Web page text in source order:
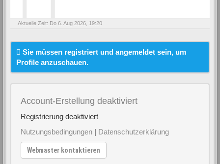
Aktuelle Zeit: Do 6. Aug 2026, 19:20
Sie müssen registriert und angemeldet sein, um
Profile anzuschauen.
Account-Erstellung deaktiviert
Registrierung deaktiviert
Nutzungsbedingungen | Datenschutzerklärung
Webmaster kontaktieren